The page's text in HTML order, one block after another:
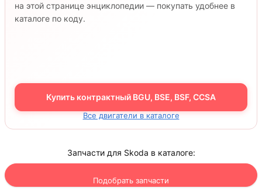
на этой странице энциклопедии — покупать удобнее в
каталоге по коду.
Купить контрактный BGU, BSE, BSF, CCSA
Все двигатели в каталоге
Запчасти для Skoda в каталоге:
Подобрать запчасти